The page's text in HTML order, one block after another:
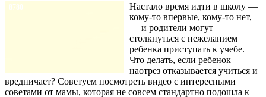
8780
Настало время идти в школу —
кому-то впервые, кому-то нет,
— и родители могут
столкнуться с нежеланием
ребенка приступать к учебе.
Что делать, если ребенок
наотрез отказывается учиться и
вредничает? Советуем посмотреть видео с интересными
советами от мамы, которая не совсем стандартно подошла к